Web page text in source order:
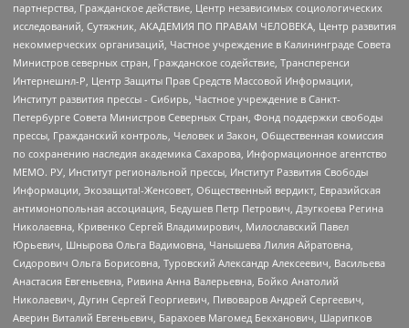
партнерства, Гражданское действие, Центр независимых социологических
исследований, Сутяжник, АКАДЕМИЯ ПО ПРАВАМ ЧЕЛОВЕКА, Центр развития
некоммерческих организаций, Частное учреждение в Калининграде Совета
Министров северных стран, Гражданское содействие, Трансперенси
Интернешнл-Р, Центр Защиты Прав Средств Массовой Информации,
Институт развития прессы - Сибирь, Частное учреждение в Санкт-
Петербурге Совета Министров Северных Стран, Фонд поддержки свободы
прессы, Гражданский контроль, Человек и Закон, Общественная комиссия
по сохранению наследия академика Сахарова, Информационное агентство
МЕМО. РУ, Институт региональной прессы, Институт Развития Свободы
Информации, Экозащита!-Женсовет, Общественный вердикт, Евразийская
антимонопольная ассоциация, Бедушев Петр Петрович, Дзугкоева Регина
Николаевна, Кривенко Сергей Владимирович, Милославский Павел
Юрьевич, Шнырова Ольга Вадимовна, Чанышева Лилия Айратовна,
Сидорович Ольга Борисовна, Туровский Александр Алексеевич, Васильева
Анастасия Евгеньевна, Ривина Анна Валерьевна, Бойко Анатолий
Николаевич, Дугин Сергей Георгиевич, Пивоваров Андрей Сергеевич,
Аверин Виталий Евгеньевич, Барахоев Магомед Бекханович, Шарипков